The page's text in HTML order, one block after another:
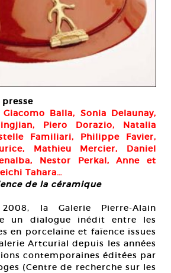
Balla, Sonia Delaunay,
Piero Dorazio, Natalia
Familiari, Philippe Favier,
Mathieu Mercier, Daniel
Nestor Perkal, Anne et
Tahara…
de la céramique
la Galerie Pierre-Alain
un dialogue inédit entre les
en porcelaine et faïence issues
Artcurial depuis les années
contemporaines éditées par
(Centre de recherche sur les